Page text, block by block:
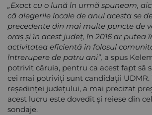
„Exact cu o lună în urmă spuneam,
că alegerile locale de anul acesta se
precedente din mai multe puncte de
oraș și în acest județ, în 2016 ar putea
activitatea eficientă în folosul
întrerupere de patru ani”, a spus
potrivit căruia, pentru ca acest fapt să
cei mai potriviți sunt candidații UDMR.
reședinței județului, a mai precizat
acest lucru este dovedit și reiese din
sondaje.